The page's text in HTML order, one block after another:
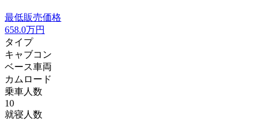
最低販売価格
658.0万円
タイプ
キャブコン
ベース車両
カムロード
乗車人数
10
就寝人数